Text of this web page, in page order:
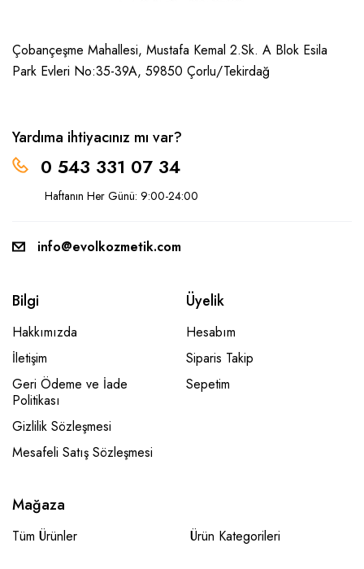
Çobançeşme Mahallesi, Mustafa Kemal 2.Sk. A Blok Esila
Park Evleri No:35-39A, 59850 Çorlu/Tekirdağ
Yardıma ihtiyacınız mı var?
0 543 331 07 34
Haftanın Her Günü: 9:00-24:00
info@evolkozmetik.com
Bilgi
Hakkımızda
İletişim
Geri Ödeme ve İade
Politikası
Gizlilik Sözleşmesi
Mesafeli Satış Sözleşmesi
Üyelik
Hesabım
Siparis Takip
Sepetim
Mağaza
Tüm Ürünler Ürün Kategorileri